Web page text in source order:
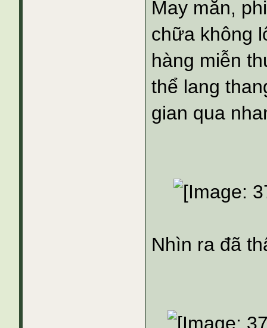
May mắn,
chữa không
hàng miễn
thể lang
gian qua
Nhìn ra đã